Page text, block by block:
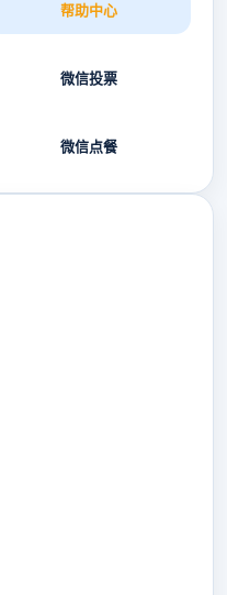
帮助中心
微信投票
微信点餐